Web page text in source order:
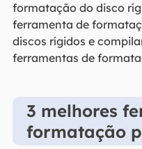
formatação do disco
ferramenta de
discos rígidos e
ferramentas de
3 melhores
formatação